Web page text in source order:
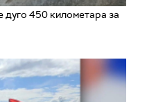
450 километара за